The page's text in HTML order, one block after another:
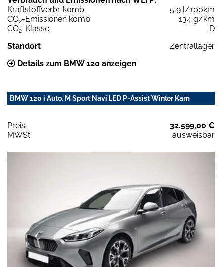
Kraftstoffverbr. komb.
5,9 l/100km
CO2-Emissionen komb.
134 g/km
CO2-Klasse
D
Standort
Zentrallager
Details zum BMW 120 anzeigen
BMW 120 i Auto. M Sport Navi LED P-Assist Winter Kam
Preis:
32.599,00 €
MWSt:
ausweisbar